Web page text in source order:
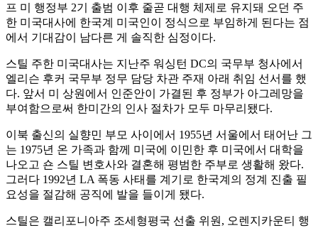
프 미 행정부 2기 출범 이후 줄곧 대행 체제로 유지돼 오던 주
한 미국대사에 한국계 미국인이 정식으로 부임하게 된다는 점
에서 기대감이 남다른 게 솔직한 심정이다.
스틸 주한 미국대사는 지난주 워싱턴 DC의 국무부 청사에서
엘리슨 후커 국무부 정무 담당 차관 주재 아래 취임 선서를 했
다. 앞서 미 상원에서 인준안이 가결된 후 정부가 아그레망을
부여함으로써 한미간의 인사 절차가 모두 마무리됐다.
이북 출신의 실향민 부모 사이에서 1955년 서울에서 태어난 그
는 1975년 온 가족과 함께 미국에 이민한 후 미국에서 대학을
나오고 숀 스틸 변호사와 결혼해 평범한 주부로 생활해 왔다.
그러다 1992년 LA 폭동 사태를 계기로 한국계의 정계 진출 필
요성을 절감해 공직에 발을 들이게 됐다.
스틸은 캘리포니아주 조세형평국 선출 위원, 오렌지카운티 행